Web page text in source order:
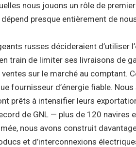
nous jouons un rôle de
presque entièrement de
russes décideraient d’utiliser
train de limiter ses livraisons de
sur le marché au comptant.
fournisseur d’énergie fiable.
prêts à intensifier leurs
de GNL — plus de 120
nous avons construit
et d’interconnexions